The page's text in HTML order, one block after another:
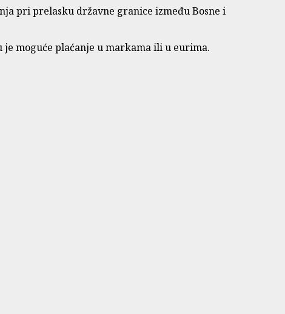
pri prelasku državne granice između Bosne i
moguće plaćanje u markama ili u eurima.